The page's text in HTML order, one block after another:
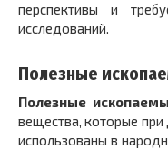
перспективы и
исследований.
Полезные
Полезные
вещества, которые
использованы в